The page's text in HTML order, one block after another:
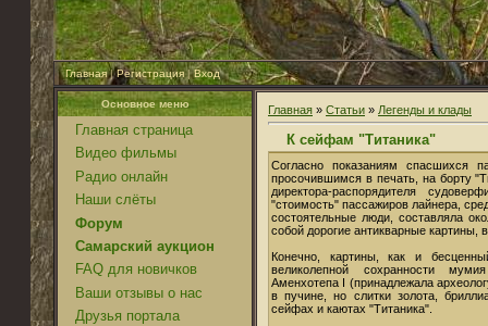
Главная|Регистрация|Вход
Основное меню
Главная страница
Видео фильмы
Радио онлайн
Наши слёты
Форум
Самарский аукцион
FAQ для новичков
Ваши отзывы о нас
Друзья портала
Главная » Статьи » Легенды и клады
К сейфам "Титаника"
Согласно показаниям спасшихся
просочившимся в печать, на борту
директора-распорядителя
"стоимость" пассажиров лайнера,
состоятельные люди, составляла
собой дорогие антикварные картины,
Конечно, картины, как и
великолепной сохранности
Аменхотепа I (принадлежала
в пучине, но слитки золота,
сейфах и каютах "Титаника".